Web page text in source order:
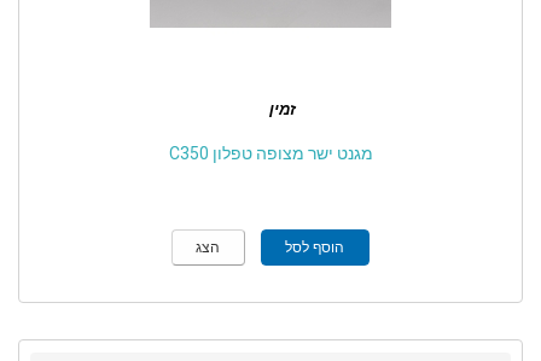
זמין
מגנט ישר מצופה טפלון C350
הוסף לסל הצג